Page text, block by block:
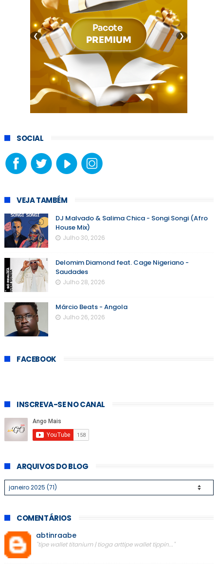
❮ ❯
SOCIAL
VEJA TAMBÉM
DJ Malvado & Salima Chica - Songi Songi (Afro
House Mix)
Julho 30, 2026
Delomim Diamond feat. Cage Nigeriano -
Saudades
Julho 28, 2026
Márcio Beats - Angola
Julho 26, 2026
FACEBOOK
INSCREVA-SE NO CANAL
ARQUIVOS DO BLOG
COMENTÁRIOS
abtinraabe
"tipe wallet titanium | tioga arttipe wallet tippin..."